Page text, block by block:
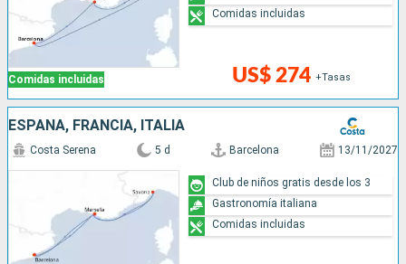
Comidas incluidas US$ 274 +Tasas
Comidas incluidas
ESPAÑA, FRANCIA, ITALIA
Costa Serena 5 d Barcelona 13/11/2027
Club de niños gratis desde los 3
Gastronomía italiana
Comidas incluidas